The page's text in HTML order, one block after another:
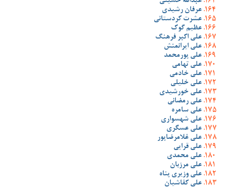
عرفان رشیدی
عشرت کردستانی
عظیم گوک
علی اکبر فرهنگ
علی ایرانمنش
علی پورمحمد
علی تهامی
علی خادمی
علی خلیلی
علی خورشیدی
علی رمضانی
علی سامره
علی شهسواری
علی عسگری
علی غلامرضاپور
علی قرایی
علی محمدی
علی مرزبان
علی وزیری پناه
علی کفاشیان